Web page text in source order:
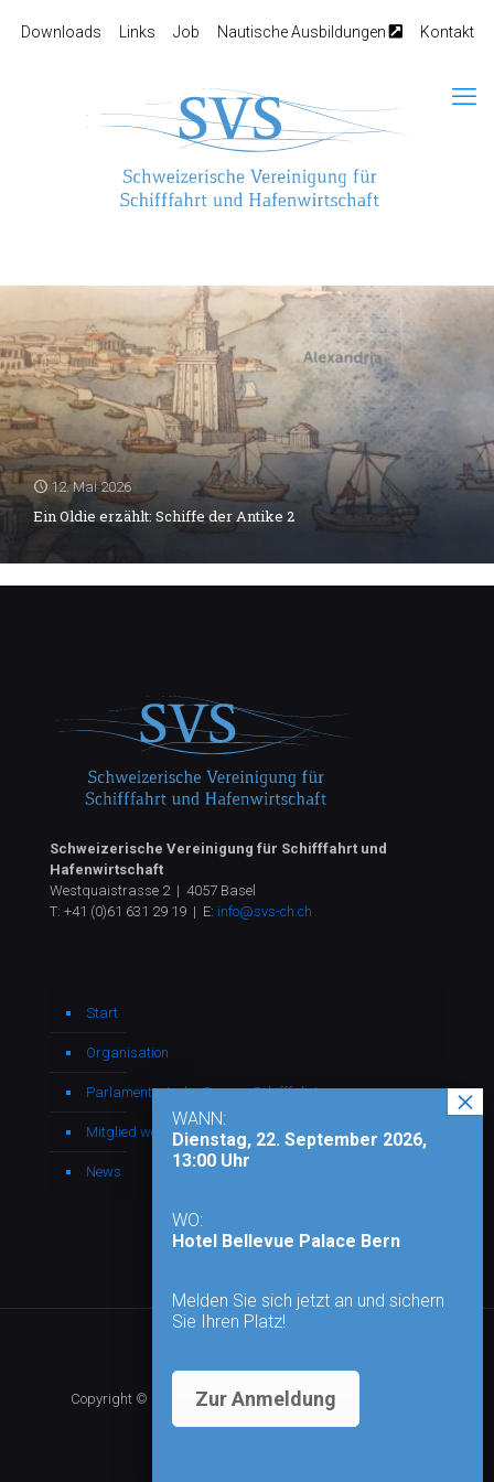
Downloads Links Job Nautische Ausbildungen Kontakt
12. Mai 2026
Ein Oldie erzählt: Schiffe der Antike 2
Schweizerische Vereinigung für Schifffahrt und
Hafenwirtschaft
Westquaistrasse 2 | 4057 Basel
T: +41 (0)61 631 29 19 | E: info@svs-ch.ch
Start
Organisation
Parlamentarische Gruppe Schifffahrt
Mitglied werden
News
Copyright © 2026 - Alle Rechte vorbehalten |
WANN:
Dienstag, 22. September 2026,
13:00 Uhr
WO:
Hotel Bellevue Palace Bern
Melden Sie sich jetzt an und sichern
Sie Ihren Platz!
Zur Anmeldung